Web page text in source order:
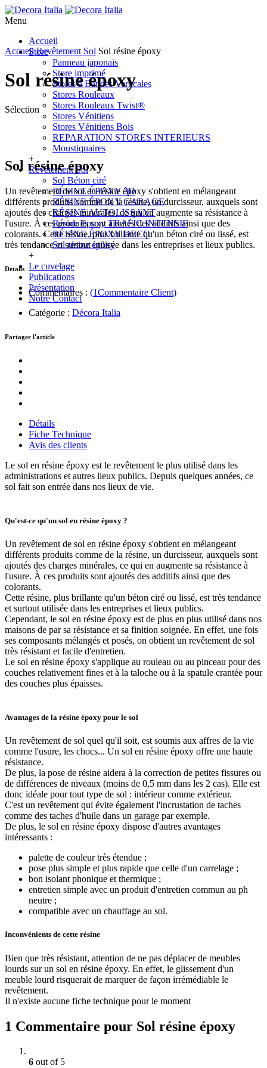
Menu
Accueil
Store
Panneau japonais
Store imprimé
Stores à Bandes Verticales
Stores Rouleaux
Stores Rouleaux Twist®
Stores Vénitiens
Stores Vénitiens Bois
REPARATION STORES INTERIEURS
Moustiquaires
+
Revêtement Sol
Sol Béton ciré
RÉSINE ÉPOXY 3D
RÉSINE ÉPOXY GARAGE
RÉSINE AUTOLISSANT
Résine Epoxy TRAFIC INTENSIF
RÉSINE ÉPOXY DECO
Sol résine époxy
+
Le cuvelage
Publications
Présentation
Notre Contact
Accueil Revêtement Sol Sol résine époxy
Sol résine époxy
Sélection
Sol résine époxy
Un revêtement de sol en résine époxy s'obtient en mélangeant
différents produits comme de la résine, un durcisseur, auxquels sont
ajoutés des charges minérales, ce qui en augmente sa résistance à
l'usure. À ces produits sont ajoutés des additifs ainsi que des
colorants. Cette résine, plus brillante qu'un béton ciré ou lissé, est
très tendance et surtout utilisée dans les entreprises et lieux publics.
Details
Commentaires : (1Commentaire Client)
Catégorie : Décora Italia
Partager l'article
Détails
Fiche Technique
Avis des clients
Le sol en résine époxy est le revêtement le plus utilisé dans les
administrations et autres lieux publics. Depuis quelques années, ce
sol fait son entrée dans nos lieux de vie.
Qu'est-ce qu'un sol en résine époxy ?
Un revêtement de sol en résine époxy s'obtient en mélangeant
différents produits comme de la résine, un durcisseur, auxquels sont
ajoutés des charges minérales, ce qui en augmente sa résistance à
l'usure. À ces produits sont ajoutés des additifs ainsi que des
colorants.
Cette résine, plus brillante qu'un béton ciré ou lissé, est très tendance
et surtout utilisée dans les entreprises et lieux publics.
Cependant, le sol en résine époxy est de plus en plus utilisé dans nos
maisons de par sa résistance et sa finition soignée. En effet, une fois
ses composants mélangés et posés, on obtient un revêtement de sol
très résistant et facile d'entretien.
Le sol en résine époxy s'applique au rouleau ou au pinceau pour des
couches relativement fines et à la taloche ou à la spatule crantée pour
des couches plus épaisses.
Avantages de la résine époxy pour le sol
Un revêtement de sol quel qu'il soit, est soumis aux affres de la vie
comme l'usure, les chocs... Un sol en résine époxy offre une haute
résistance.
De plus, la pose de résine aidera à la correction de petites fissures ou
de différences de niveaux (moins de 0,5 mm dans les 2 cas). Elle est
donc idéale pour tout type de sol : intérieur comme extérieur.
C'est un revêtement qui évite également l'incrustation de taches
comme des taches d'huile dans un garage par exemple.
De plus, le sol en résine époxy dispose d'autres avantages
intéressants :
palette de couleur très étendue ;
pose plus simple et plus rapide que celle d'un carrelage ;
bon isolant phonique et thermique ;
entretien simple avec un produit d'entretien commun au ph
neutre ;
compatible avec un chauffage au sol.
Inconvénients de cette résine
Bien que très résistant, attention de ne pas déplacer de meubles
lourds sur un sol en résine époxy. En effet, le glissement d'un
meuble lourd risquerait de marquer de façon irrémédiable le
revêtement.
Il n'existe aucune fiche technique pour le moment
1 Commentaire pour Sol résine époxy
6 out of 5